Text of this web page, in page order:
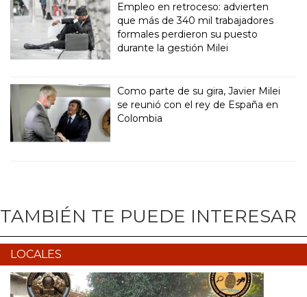
Empleo en retroceso: advierten
que más de 340 mil trabajadores
formales perdieron su puesto
durante la gestión Milei
Como parte de su gira, Javier Milei
se reunió con el rey de España en
Colombia
TAMBIÉN TE PUEDE INTERESAR
LOCALES